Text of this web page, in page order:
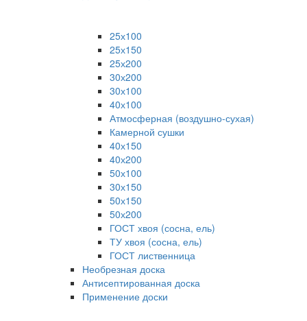
25х100
25х150
25х200
30х200
30х100
40х100
Атмосферная (воздушно-сухая)
Камерной сушки
40х150
40х200
50х100
30х150
50х150
50х200
ГОСТ хвоя (сосна, ель)
ТУ хвоя (сосна, ель)
ГОСТ лиственница
Необрезная доска
Антисептированная доска
Применение доски